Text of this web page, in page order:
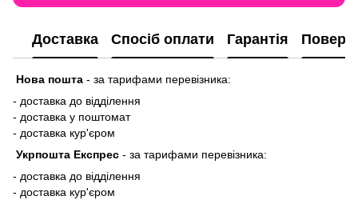
Доставка Спосіб оплати Гарантія
Нова пошта - за тарифами перевізника:
- доставка до відділення
- доставка у поштомат
- доставка кур'єром
Укрпошта Експрес - за тарифами перевізника:
- доставка до відділення
- доставка кур'єром